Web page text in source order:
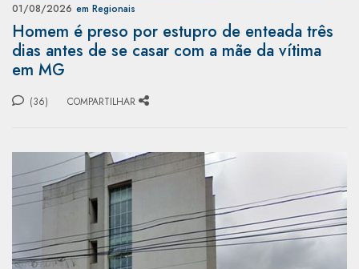
01/08/2026 em Regionais
Homem é preso por estupro de enteada três
dias antes de se casar com a mãe da vítima
em MG
(36) COMPARTILHAR